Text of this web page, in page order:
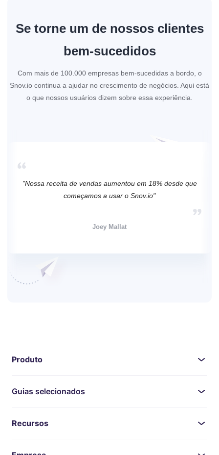
Se torne um de nossos clientes
bem-sucedidos
Com mais de 100.000 empresas bem-sucedidas a bordo, o
Snov.io continua a ajudar no crescimento de negócios. Aqui está
o que nossos usuários dizem sobre essa experiência.
"Nossa receita de vendas aumentou em 18% desde que
começamos a usar o Snov.io"
Joey Mallat
Produto
Guias selecionados
Recursos